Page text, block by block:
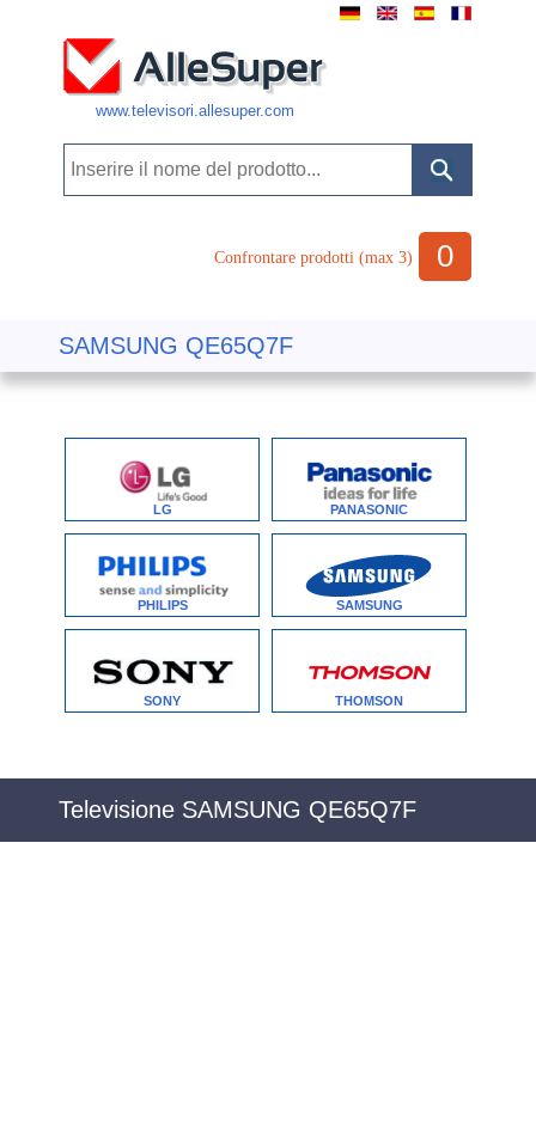
www.televisori.allesuper.com
Confrontare prodotti (max 3) 0
SAMSUNG QE65Q7F
LG PANASONIC
PHILIPS SAMSUNG
SONY THOMSON
Televisione SAMSUNG QE65Q7F